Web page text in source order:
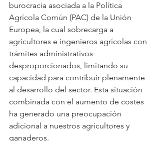
burocracia asociada a la Política
Agrícola Común (PAC) de la Unión
Europea, la cual sobrecarga a
agricultores e ingenieros agrícolas con
trámites administrativos
desproporcionados, limitando su
capacidad para contribuir plenamente
al desarrollo del sector. Esta situación
combinada con el aumento de costes
ha generado una preocupación
adicional a nuestros agricultores y
ganaderos.